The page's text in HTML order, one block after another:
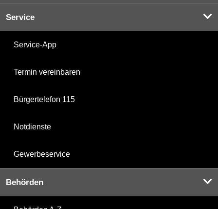
Service
Service-App
Termin vereinbaren
Bürgertelefon 115
Notdienste
Gewerbeservice
Behörden